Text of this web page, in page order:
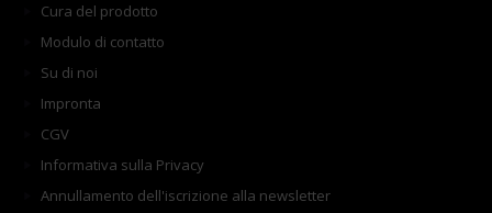
Cura del prodotto
Modulo di contatto
Su di noi
Impronta
CGV
Informativa sulla Privacy
Annullamento dell'iscrizione alla newsletter